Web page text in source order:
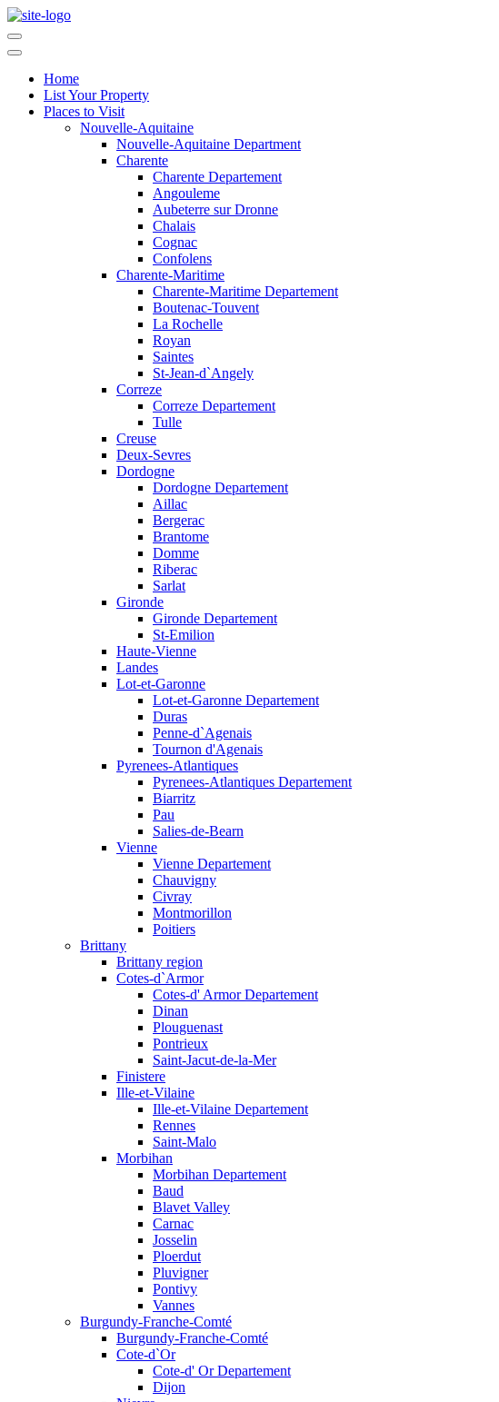
Home
List Your Property
Places to Visit
Nouvelle-Aquitaine
Nouvelle-Aquitaine Department
Charente
Charente Departement
Angouleme
Aubeterre sur Dronne
Chalais
Cognac
Confolens
Charente-Maritime
Charente-Maritime Departement
Boutenac-Touvent
La Rochelle
Royan
Saintes
St-Jean-d`Angely
Correze
Correze Departement
Tulle
Creuse
Deux-Sevres
Dordogne
Dordogne Departement
Aillac
Bergerac
Brantome
Domme
Riberac
Sarlat
Gironde
Gironde Departement
St-Emilion
Haute-Vienne
Landes
Lot-et-Garonne
Lot-et-Garonne Departement
Duras
Penne-d`Agenais
Tournon d'Agenais
Pyrenees-Atlantiques
Pyrenees-Atlantiques Departement
Biarritz
Pau
Salies-de-Bearn
Vienne
Vienne Departement
Chauvigny
Civray
Montmorillon
Poitiers
Brittany
Brittany region
Cotes-d`Armor
Cotes-d' Armor Departement
Dinan
Plouguenast
Pontrieux
Saint-Jacut-de-la-Mer
Finistere
Ille-et-Vilaine
Ille-et-Vilaine Departement
Rennes
Saint-Malo
Morbihan
Morbihan Departement
Baud
Blavet Valley
Carnac
Josselin
Ploerdut
Pluvigner
Pontivy
Vannes
Burgundy-Franche-Comté
Burgundy-Franche-Comté
Cote-d`Or
Cote-d' Or Departement
Dijon